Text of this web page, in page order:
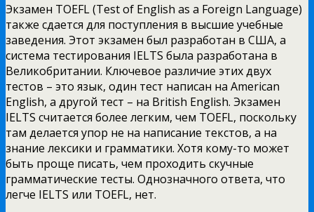
Экзамен TOEFL (Test of English as a Foreign Language)
также сдается для поступления в высшие учебные
заведения. Этот экзамен был разработан в США, а
система тестирования IELTS была разработана в
Великобритании. Ключевое различие этих двух
тестов – это язык, один тест написан на American
English, а другой тест – на British English. Экзамен
IELTS считается более легким, чем TOEFL, поскольку
там делается упор не на написание текстов, а на
знание лексики и грамматики. Хотя кому-то может
быть проще писать, чем проходить скучные
грамматические тесты. Однозначного ответа, что
легче IELTS или TOEFL, нет.